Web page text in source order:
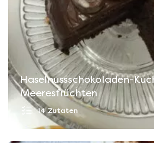
Haselnussschokoladen-
Meeresfrüchten
14 Zutaten